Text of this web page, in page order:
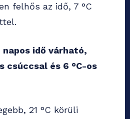
felhős az idő, 7 °C
idő várható,
csúccsal és 6 °C-os
21 °C körüli